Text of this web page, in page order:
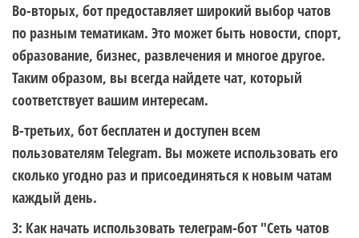
Во-вторых, бот предоставляет широкий выбор чатов
по разным тематикам. Это может быть новости, спорт,
образование, бизнес, развлечения и многое другое.
Таким образом, вы всегда найдете чат, который
соответствует вашим интересам.
В-третьих, бот бесплатен и доступен всем
пользователям Telegram. Вы можете использовать его
сколько угодно раз и присоединяться к новым чатам
каждый день.
3: Как начать использовать телеграм-бот "Сеть чатов